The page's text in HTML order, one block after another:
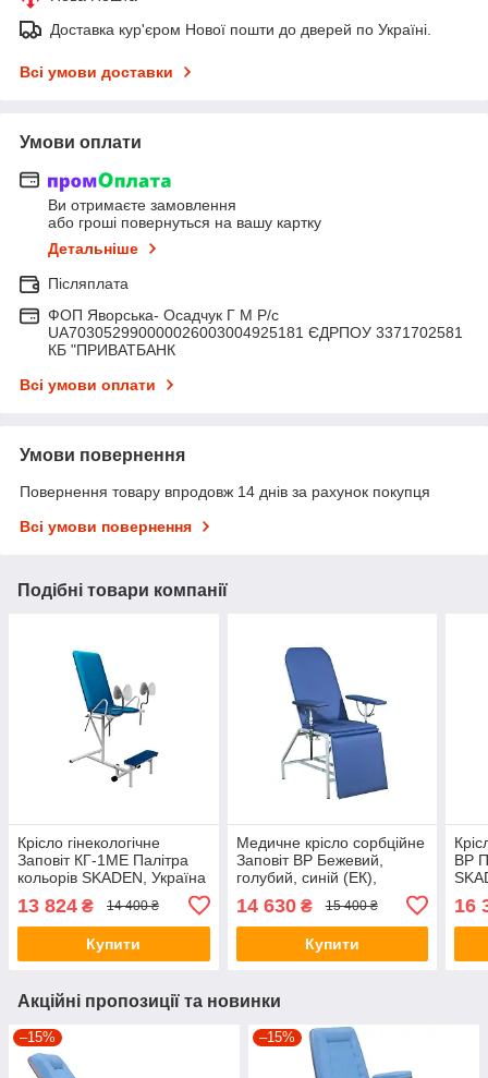
Доставка кур'єром Нової пошти до дверей по Україні.
Всі умови доставки
Умови оплати
Ви отримаєте замовлення
або гроші повернуться на вашу картку
Детальніше
Післяплата
ФОП Яворська- Осадчук Г М Р/c
UA703052990000026003004925181 ЄДРПОУ 3371702581
КБ "ПРИВАТБАНК
Всі умови оплати
Умови повернення
Повернення товару впродовж 14 днів за рахунок покупця
Всі умови повернення
Подібні товари компанії
Крісло гінекологічне
Заповіт КГ-1МЕ Палітра
кольорів SKADEN, Україна
13 824 ₴ 14 400 ₴
Купити
Медичне крісло сорбційне
Заповіт ВР Бежевий,
голубий, синій (ЕК),
14 630₴ 15 400 ₴
Купити
ВР
16
Акційні пропозиції та новинки
–15% –15%